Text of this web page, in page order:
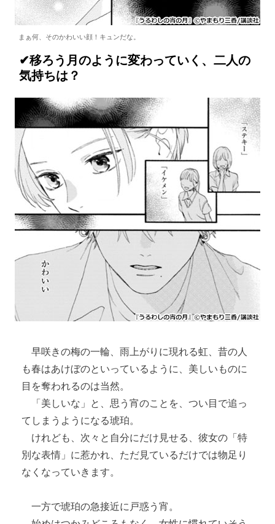
まぁ何、そのかわいい顔！キュンだな。
✔移ろう月のように変わっていく、二人の
気持ちは？
早咲きの梅の一輪、雨上がりに現れる虹、昔の人
も春はあけぼのといっているように、美しいものに
目を奪われるのは当然。
「美しいな」と、思う宵のことを、つい目で追っ
てしまうようになる琥珀。
けれども、次々と自分にだけ見せる、彼女の「特
別な表情」に惹かれ、ただ見ているだけでは物足り
なくなっていきます。
一方で琥珀の急接近に戸惑う宵。